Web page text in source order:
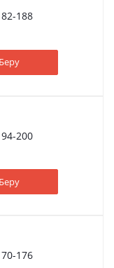
188
Беру
200
Беру
176